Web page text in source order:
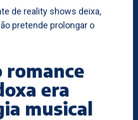
de reality shows deixa,
pretende prolongar o
romance
era
musical